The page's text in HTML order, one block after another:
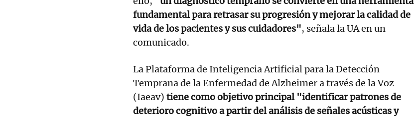
fundamental para retrasar su progresión y mejorar la calidad de
vida de los pacientes y sus cuidadores", señala la UA en un
comunicado.
La Plataforma de Inteligencia Artificial para la Detección
Temprana de la Enfermedad de Alzheimer a través de la Voz
(Iaeav) tiene como objetivo principal "identificar patrones de
deterioro cognitivo a partir del análisis de señales acústicas y